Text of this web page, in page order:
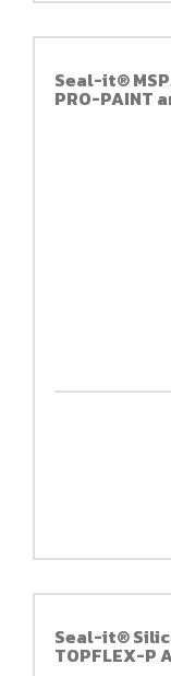
Seal-it®
PRO-PAINT
Seal-it®
TOPFLEX-P